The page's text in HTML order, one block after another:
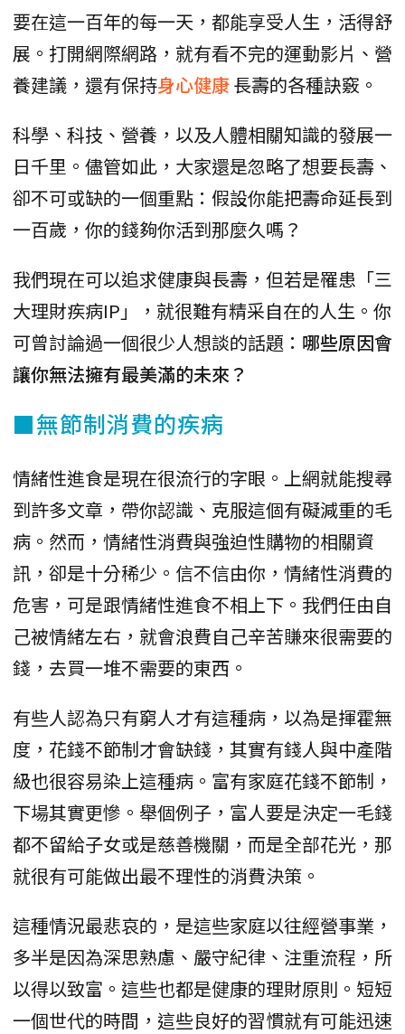
要在這一百年的每一天，都能享受人生，活得舒
展。打開網際網路，就有看不完的運動影片、營
養建議，還有保持身心健康長壽的各種訣竅。
科學、科技、營養，以及人體相關知識的發展一
日千里。儘管如此，大家還是忽略了想要長壽、
卻不可或缺的一個重點：假設你能把壽命延長到
一百歲，你的錢夠你活到那麼久嗎？
我們現在可以追求健康與長壽，但若是罹患「三
大理財疾病IP」，就很難有精采自在的人生。你
可曾討論過一個很少人想談的話題： 哪些原因會
讓你無法擁有最美滿的未來？
■無節制消費的疾病
情緒性進食是現在很流行的字眼。上網就能搜尋
到許多文章，帶你認識、克服這個有礙減重的毛
病。然而，情緒性消費與強迫性購物的相關資
訊，卻是十分稀少。信不信由你，情緒性消費的
危害，可是跟情緒性進食不相上下。我們任由自
己被情緒左右，就會浪費自己辛苦賺來很需要的
錢，去買一堆不需要的東西。
有些人認為只有窮人才有這種病，以為是揮霍無
度，花錢不節制才會缺錢，其實有錢人與中產階
級也很容易染上這種病。富有家庭花錢不節制，
下場其實更慘。舉個例子，富人要是決定一毛錢
都不留給子女或是慈善機關，而是全部花光，那
就很有可能做出最不理性的消費決策。
這種情況最悲哀的，是這些家庭以往經營事業，
多半是因為深思熟慮、嚴守紀律、注重流程，所
以得以致富。這些也都是健康的理財原則。短短
一個世代的時間，這些良好的習慣就有可能迅速